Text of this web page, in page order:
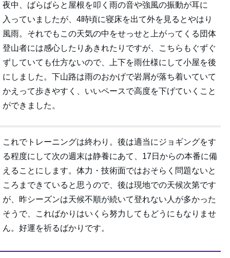
夜中、ばらばらと屋根を叩く雨の音や強風の振動が耳に
入っていましたが、4時頃に寝床を出て外を見るとやはり
風雨。それでもこの天気の中をせっせと上がってくる団体
登山者には感心したりあきれたりですが、こちらもぐずぐ
ずしていても仕方ないので、上下を雨仕様にして小屋を後
にしました。下山路は雨のおかげで岩屑が落ち着いていて
かえって歩きやすく、いいペースで高度を下げていくこと
ができました。
これでトレーニングは終わり。後は適当にジョギングをす
る程度にして次の週末は静養にあて、17日からの本番に備
えることにします。体力・技術面ではおそらく問題ないと
ころまできていると思うので、後は現地での天候次第です
が、昨シーズンは天候不順が続いて登れない人が多かった
そうで、こればかりはいくら努力してもどうにもなりませ
ん。好運を祈るばかりです。